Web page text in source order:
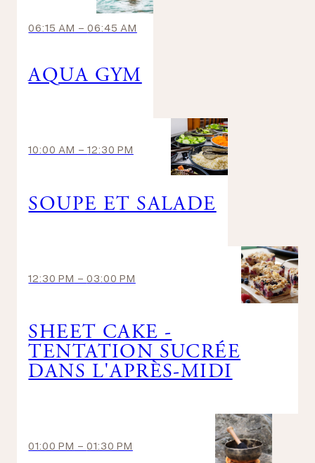
06:15 AM -06:45 AM
AQUA GYM
10:00 AM -12:30 PM
SOUPE ET SALADE
12:30 PM -03:00 PM
SHEET CAKE -
TENTATION SUCRÉE
DANS L'APRÈS-MIDI
01:00 PM -01:30 PM